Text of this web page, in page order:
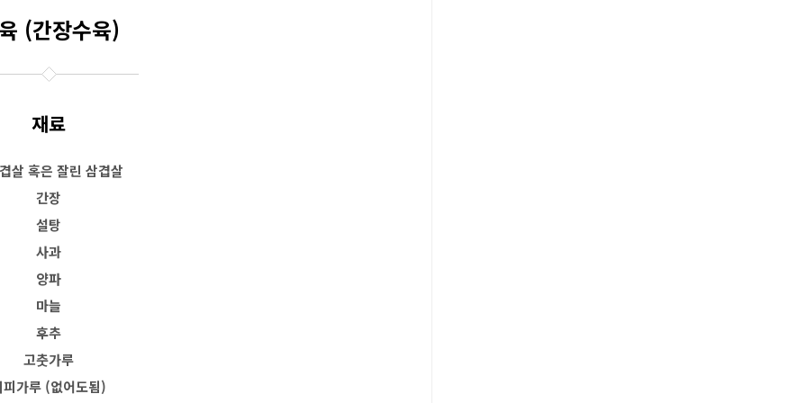
(간장수육)
재료
살 혹은 잘린 삼겹살
간장
설탕
사과
양파
마늘
후추
고춧가루
피가루 (없어도됨)